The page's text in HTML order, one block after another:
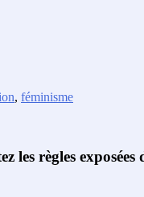
, féminisme
les règles